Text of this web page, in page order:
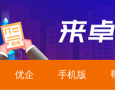
优企 手机版